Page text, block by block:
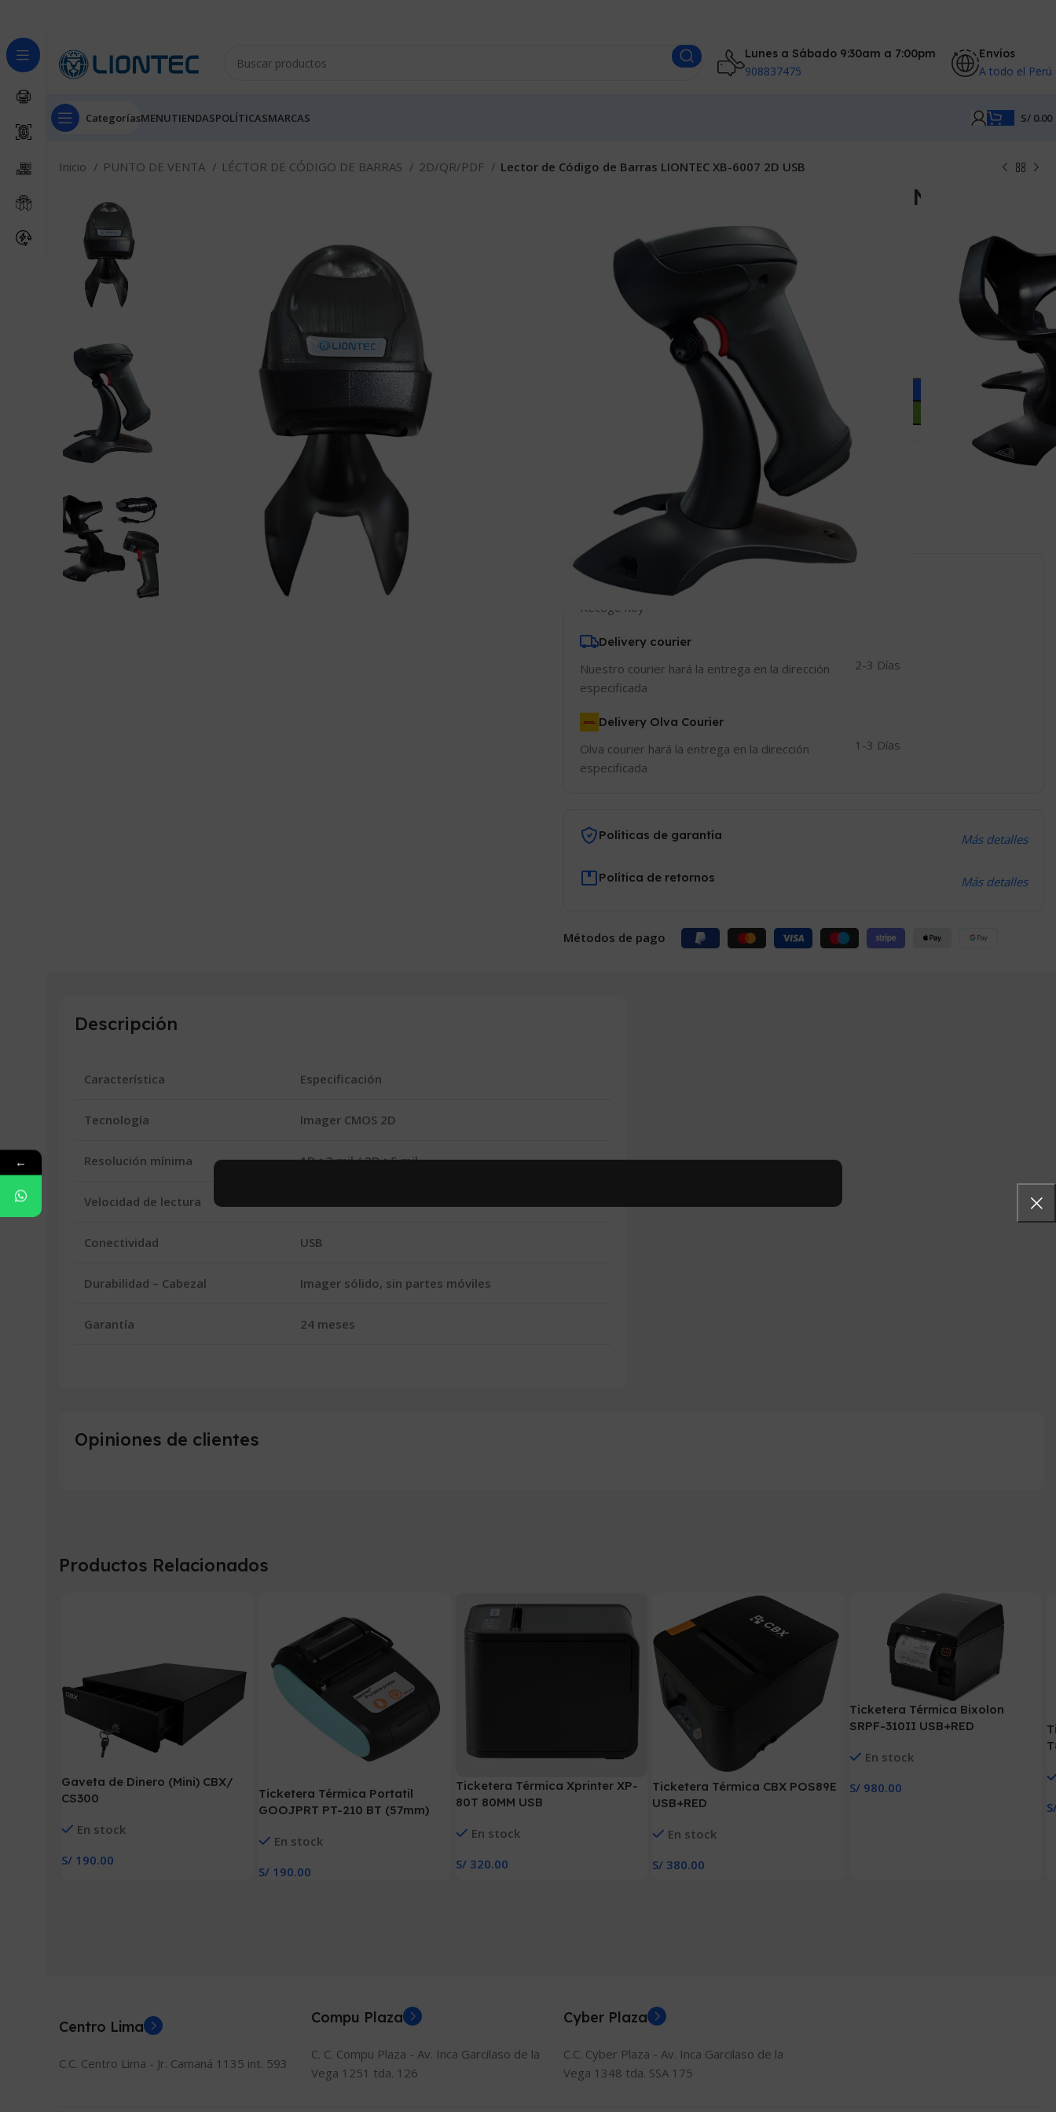
Lunes a Sábado 9:30am a 7:00pm
908837475
Envíos
A todo el Perú
CategoríasMENUTIENDASPOLÍTICASMARCAS S/ 0.00
Inicio PUNTO DE VENTA LÉCTOR DE CÓDIGO DE BARRAS 2D/QR/PDF Lector de Código de Barras LIONTEC XB-6007 2D USB
Lector de Código de Barras LIONTEC XB-
6007 2D USB
Envíos a todo el Perú.
250.00
Añadir Al Carrito
Comprar Ahora
Añadir a la lista de deseos Compartir:
¡Personas viendo este producto ahora!
Recojo en nuestras tiendas Liontec
Recoge hoy
Delivery courier
Nuestro courier hará la entrega en la dirección
especificada
2-3 Días
Delivery Olva Courier
Olva courier hará la entrega en la dirección
especificada
1-3 Días
Políticas de garantía Más detalles
Política de retornos Más detalles
Métodos de pago
Descripción
Característica Especificación
Tecnología Imager CMOS 2D
Resolución mínima 1D >3 mil / 2D >5 mil
Velocidad de lectura
Conectividad USB
Durabilidad – Cabezal Imager sólido, sin partes móviles
Garantía 24 meses
Opiniones de clientes
Productos Relacionados
Gaveta de Dinero (Mini) CBX/
CS300
En stock
S/ 190.00
Ticketera Térmica Portatil
GOOJPRT PT-210 BT (57mm)
En stock
S/190.00
Ticketera Térmica Xprinter XP-
80T 80MM USB
En stock
S/320.00
Ticketera Térmica CBX POS89E
USB+RED
En stock
S/ 380.00
Ticketera Térmica Bixolon
SRPF-310II USB+RED
En stock
S/ 980.00
Centro Lima
C.C. Centro Lima - Jr. Camaná 1135 int. 593
Compu Plaza
C. C. Compu Plaza - Av. Inca Garcilaso de la
Vega 1251 tda. 126
Cyber Plaza
C.C. Cyber Plaza - Av. Inca Garcilaso de la
Vega 1348 tda. SSA 175
←